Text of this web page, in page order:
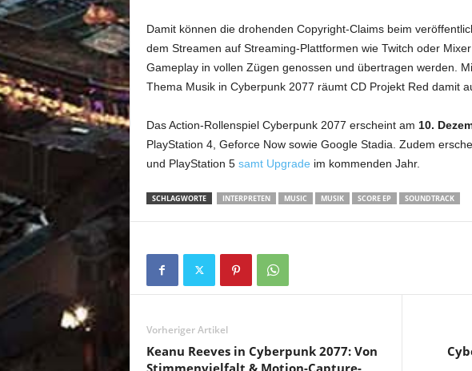
Damit können die drohenden Copyright-Claims beim
dem Streamen auf Streaming-Plattformen wie Twitch oder
Gameplay in vollen Zügen genossen und übertragen werden.
Thema Musik in Cyberpunk 2077 räumt CD Projekt Red damit
Das Action-Rollenspiel Cyberpunk 2077 erscheint am 10.
PlayStation 4, Geforce Now sowie Google Stadia. Zudem
und PlayStation 5 samt Upgrade im kommenden Jahr.
SCHLAGWORTE INTERPRETEN MUSIC MUSIK SCORE EP SOUNDTRACK
Vorheriger Artikel
Keanu Reeves in Cyberpunk 2077: Von
Stimmenvielfalt & Motion-Capture-